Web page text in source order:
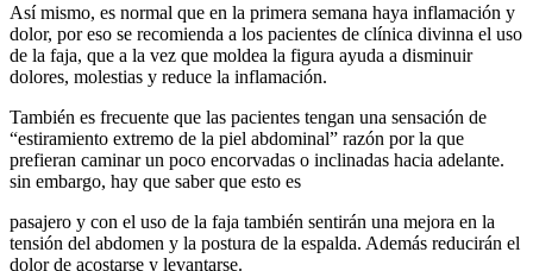
Así mismo, es normal que en la primera semana haya inflamación y
dolor, por eso se recomienda a los pacientes de clínica divinna el uso
de la faja, que a la vez que moldea la figura ayuda a disminuir
dolores, molestias y reduce la inflamación.
También es frecuente que las pacientes tengan una sensación de
“estiramiento extremo de la piel abdominal” razón por la que
prefieran caminar un poco encorvadas o inclinadas hacia adelante.
sin embargo, hay que saber que esto es
pasajero y con el uso de la faja también sentirán una mejora en la
tensión del abdomen y la postura de la espalda. Además reducirán el
dolor de acostarse y levantarse.